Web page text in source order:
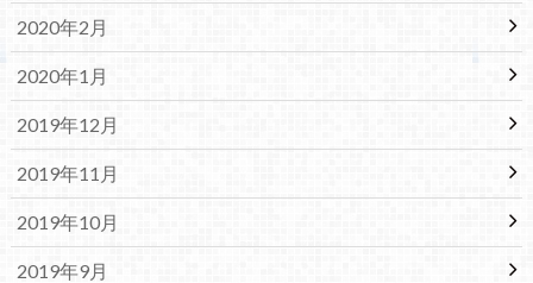
2020年2月
2020年1月
2019年12月
2019年11月
2019年10月
2019年9月